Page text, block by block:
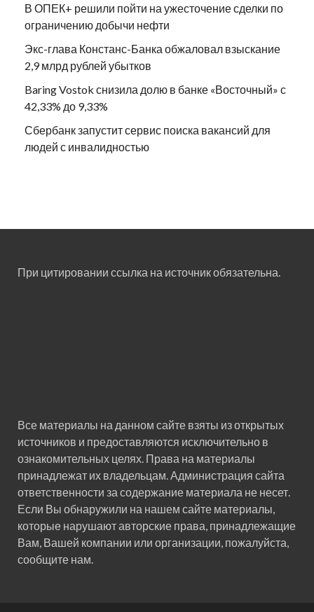
В ОПЕК+ решили пойти на ужесточение сделки по
ограничению добычи нефти
Экс-глава Констанс-Банка обжаловал взыскание
2,9 млрд рублей убытков
Baring Vostok снизила долю в банке «Восточный» с
42,33% до 9,33%
Сбербанк запустит сервис поиска вакансий для
людей с инвалидностью
При цитировании ссылка на источник обязательна.
Все материалы на данном сайте взяты из открытых
источников и предоставляются исключительно в
ознакомительных целях. Права на материалы
принадлежат их владельцам. Администрация сайта
ответственности за содержание материала не несет.
Если Вы обнаружили на нашем сайте материалы,
которые нарушают авторские права, принадлежащие
Вам, Вашей компании или организации, пожалуйста,
сообщите нам.